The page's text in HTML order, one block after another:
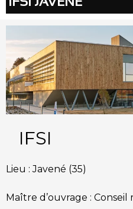
IFSI
Lieu : Javené (35)
Maître d’ouvrage :